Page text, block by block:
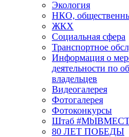
Экология
НКО,
ЖКХ
Социальная сфера
Транспортное
Информация о
деятельности по
владельцев
Видеогалерея
Фотогалерея
Фотоконкурсы
Штаб
80 ЛЕТ ПОБЕДЫ